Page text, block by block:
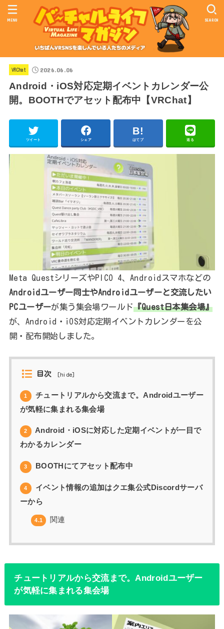
SEARCH
MENU
VRChat 2026.06.06
Android・iOS対応定期イベントカレンダー公
開。BOOTHでアセット配布中【VRChat】
ツイート シェア はてブ 送る
Meta QuestシリーズやPICO 4、Androidスマホなどの
Androidユーザー同士やAndroidユーザーと交流したい
PCユーザーが集う集会場ワールド『Quest日本集会場』
が、Android・iOS対応定期イベントカレンダーを公
開・配布開始しました。
目次 [hide]
1
チュートリアルから交流まで。Androidユーザー
が気軽に集まれる集会場
2
Android・iOSに対応した定期イベントが一目で
わかるカレンダー
3 BOOTHにてアセット配布中
4
イベント情報の追加はクエ集公式Discordサーバ
ーから
4.1 関連
チュートリアルから交流まで。Androidユーザー
が気軽に集まれる集会場